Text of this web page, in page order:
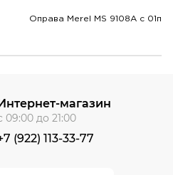
Оправа Merel MS 9108A с 01п
магазин
09:00 до 21:00
(922) 113-33-77